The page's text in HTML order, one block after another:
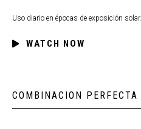
Uso diario en épocas de exposición solar.
WATCH NOW
COMBINACION PERFECTA